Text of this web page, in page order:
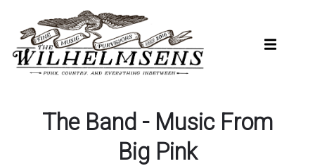
hovedinnhold
The Band - Music From
Big Pink